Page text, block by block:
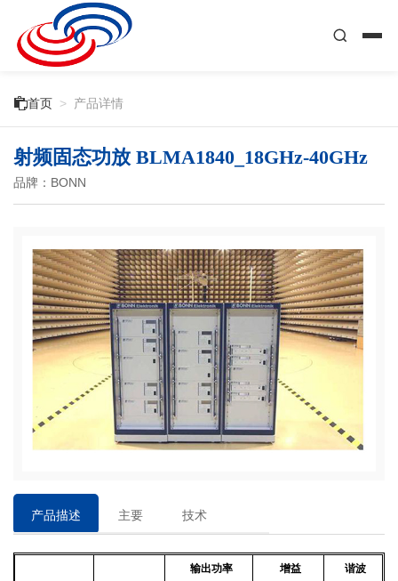
首页 > 产品详情
射频固态功放 BLMA1840_18GHz-40GHz
品牌：BONN
产品描述
主要
技术
输出功率 增益 谐波